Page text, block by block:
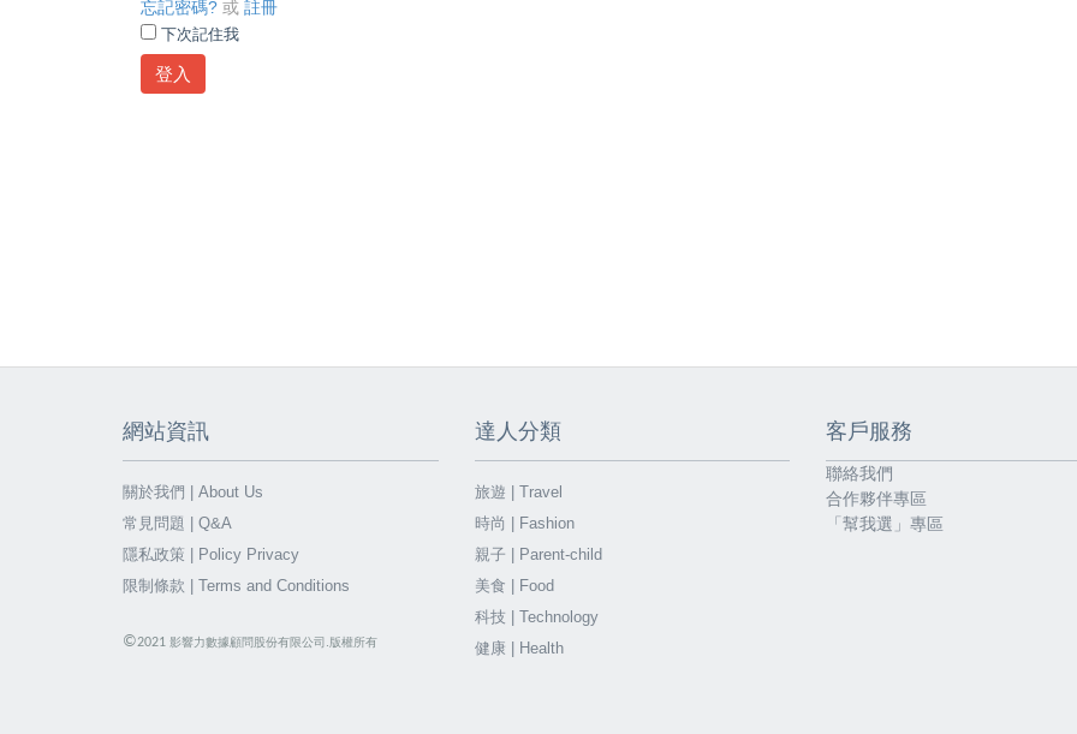
忘記密碼? 或 註冊
下次記住我
登入
網站資訊
關於我們 | About Us
常見問題 | Q&A
隱私政策 | Policy Privacy
限制條款 | Terms and Conditions
©2021 影響力數據顧問股份有限公司.版權所有
達人分類
旅遊 | Travel
時尚 | Fashion
親子 | Parent-child
美食 | Food
科技 | Technology
健康 | Health
客戶服務
聯絡我們
合作夥伴專區
「幫我選」專區